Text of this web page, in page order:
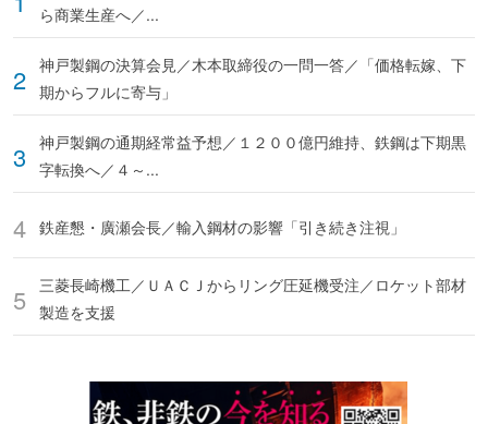
ら商業生産へ／...
神戸製鋼の決算会見／木本取締役の一問一答／「価格転嫁、下
期からフルに寄与」
神戸製鋼の通期経常益予想／１２００億円維持、鉄鋼は下期黒
字転換へ／４～...
鉄産懇・廣瀬会長／輸入鋼材の影響「引き続き注視」
三菱長崎機工／ＵＡＣＪからリング圧延機受注／ロケット部材
製造を支援